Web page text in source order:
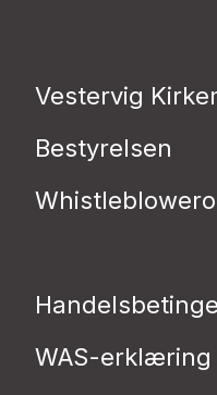
Vestervig
Bestyrelsen
WAS-erklæring